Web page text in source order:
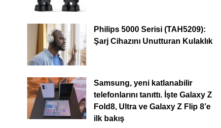
Philips 5000 Serisi (TAH5209):
Şarj Cihazını Unutturan Kulaklık
Samsung, yeni katlanabilir
telefonlarını tanıttı. İşte Galaxy Z
Fold8, Ultra ve Galaxy Z Flip 8’e
ilk bakış